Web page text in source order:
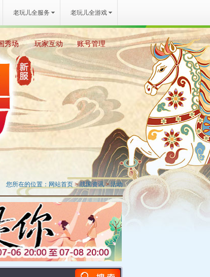
老玩儿全服务 老玩儿全游戏
秀场 玩家互动 账号管理
您所在的位置： 网站首页 >战国资讯> 活动